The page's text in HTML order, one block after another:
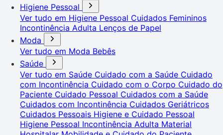
Higiene Pessoal
Ver tudo em Higiene Pessoal Cuidados Femininos
Incontinência Adulta Lenços de Papel
Moda
Ver tudo em Moda Bebês
Saúde
Ver tudo em Saúde Cuidado com a Saúde Cuidado
com Incontinência Cuidado com o Corpo Cuidado do
Paciente Cuidado Pessoal Cuidados com a Saúde
Cuidados com Incontinência Cuidados Geriátricos
Cuidados Pessoais Higiene e Cuidado Pessoal
Higiene Pessoal Incontinência Adulta Material